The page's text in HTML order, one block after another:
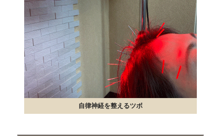
自律神経を整えるツボ